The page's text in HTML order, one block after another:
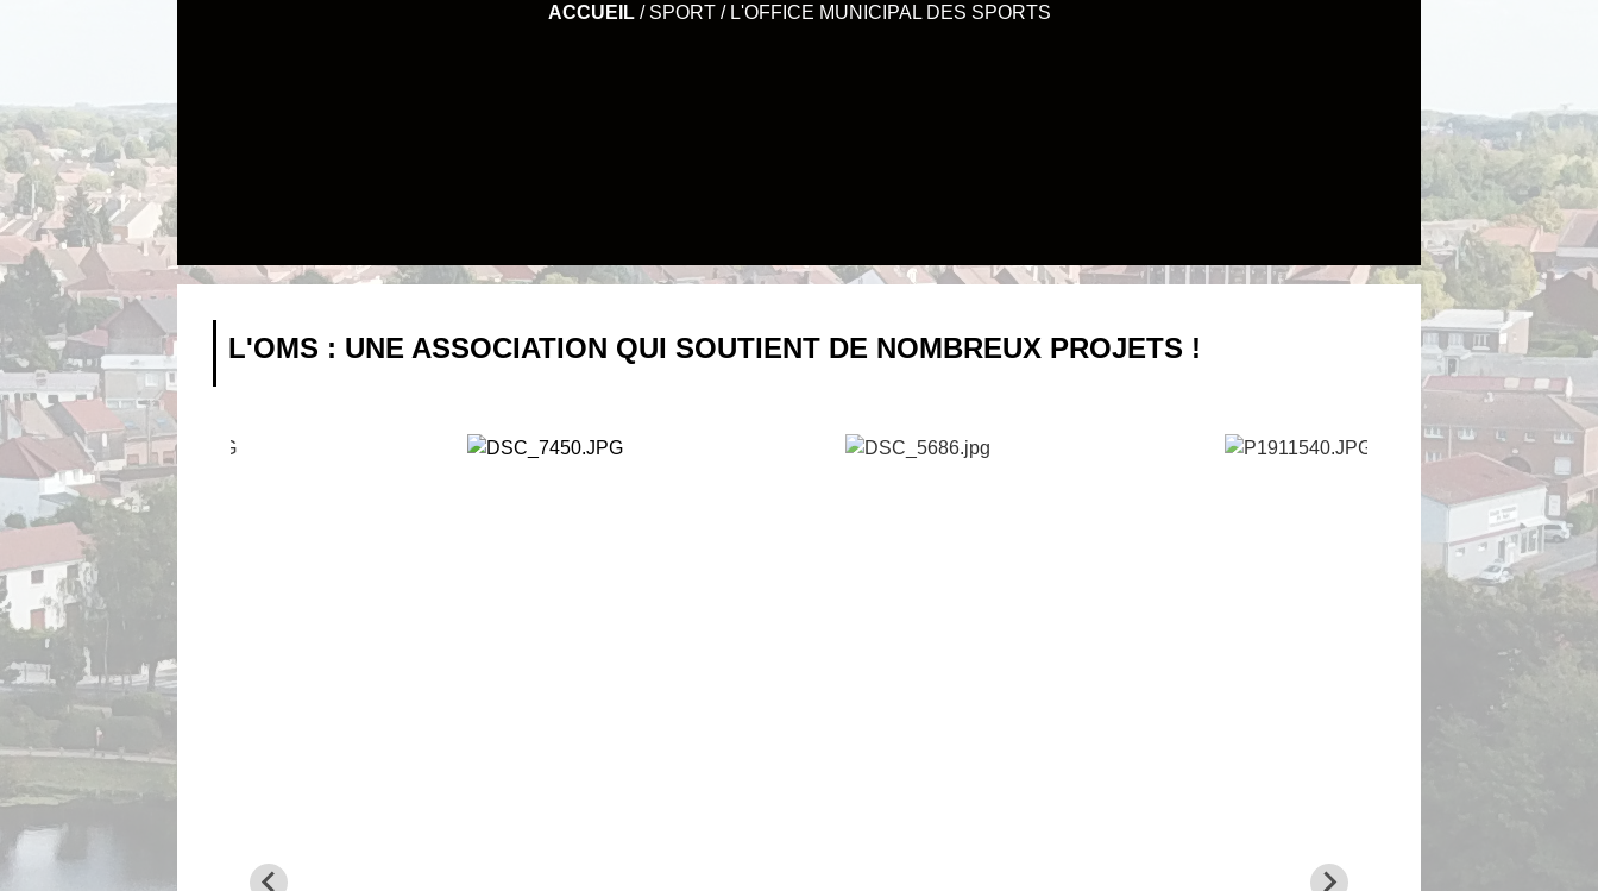
ACCUEIL/ SPORT/ L'OFFICE MUNICIPAL DES SPORTS
L'OMS : UNE ASSOCIATION QUI SOUTIENT DE NOMBREUX PROJETS !